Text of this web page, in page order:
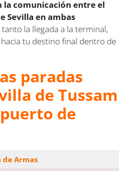
la comunicación entre el
Sevilla en ambas
la llegada a la terminal,
tu destino final dentro de
paradas
de Tussam
de
de Armas